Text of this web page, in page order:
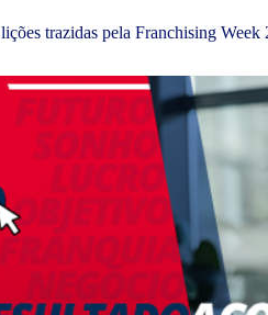
trazidas pela Franchising Week